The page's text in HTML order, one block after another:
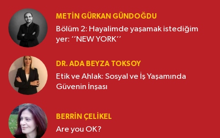
METIN GÜRKAN GÜNDOĞDU
Bölüm 2: Hayalimde yaşamak istediğim
yer: ‘’NEW YORK’’
DR. ADA BEYZA TOKSOY
Etik ve Ahlak: Sosyal ve İş Yaşamında
Güvenin İnşası
BERRIN ÇELIKEL
Are you OK?